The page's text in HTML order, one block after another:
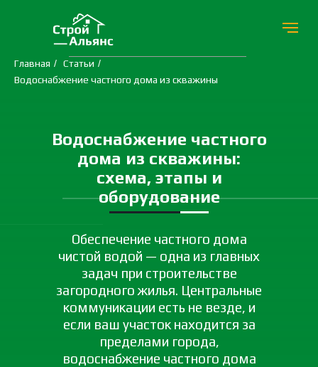
Главная / Статьи /
Водоснабжение частного дома из скважины
Водоснабжение частного
дома из скважины:
схема, этапы и
оборудование
Обеспечение частного дома
чистой водой — одна из главных
задач при строительстве
загородного жилья. Центральные
коммуникации есть не везде, и
если ваш участок находится за
пределами города,
водоснабжение частного дома